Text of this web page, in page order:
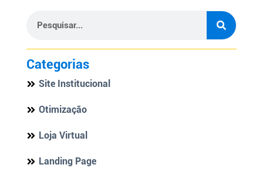
Categorias
Site Institucional
Otimização
Loja Virtual
Landing Page